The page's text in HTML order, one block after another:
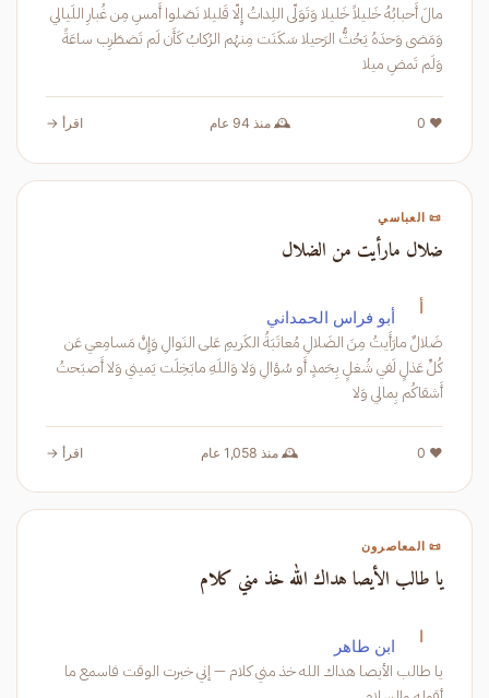
مالَ أَحبابُهُ خَليلاً خَليلا وَتَوَلّى اللِداتُ إِلّا قَليلا نَصَلوا أَمسِ مِن غُبارِ اللَيالي
وَمَضى وَحدَهُ يَحُثُّ الرَحيلا سَكَنَت مِنهُم الرُكابُ كَأَن لَم تَضطَرِب ساعَةً
وَلَم تَمضِ ميلا
❤️ 0 🕰️ منذ 94 عام اقرأ →
📜 العباسي
ضلال مارأيت من الضلال
أ أبو فراس الحمداني
ضَلالٌ مارَأَيتُ مِنَ الضَلالِ مُعاتَبَةُ الكَريمِ عَلى النَوالِ وَإِنَّ مَسامِعي عَن
كُلِّ عَذلٍ لَفي شُغلٍ بِحَمدٍ أَو سُؤالِ وَلا وَاللَهِ مابَخِلَت يَميني وَلا أَصبَحتُ
أَشقاكُم بِمالي وَلا
❤️ 0 🕰️ منذ 1,058 عام اقرأ →
📜 المعاصرون
يا طالب الأيصا هداك الله خذ مني كلام
ا ابن طاهر
يا طالب الأيصا هداك الله خذ مني كلام — إني خبرت الوقت فاسمع ما